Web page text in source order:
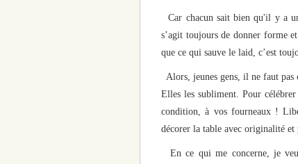
Car chacun sait bien qu'il y a
s’agit toujours de donner forme
que ce qui sauve le laid, c’est
Alors, jeunes gens, il ne faut
Elles les subliment. Pour
condition, à vos fourneaux !
décorer la table avec originalité et
En ce qui me concerne, je